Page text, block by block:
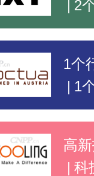
2
著
1个
1
行
高
科